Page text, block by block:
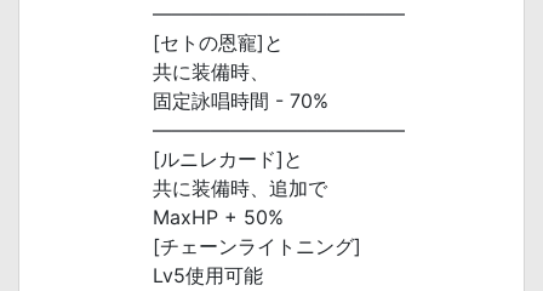
―――――――――――――
[セトの恩寵]と
共に装備時、
固定詠唱時間 - 70%
―――――――――――――
[ルニレカード]と
共に装備時、追加で
MaxHP + 50%
[チェーンライトニング]
Lv5使用可能